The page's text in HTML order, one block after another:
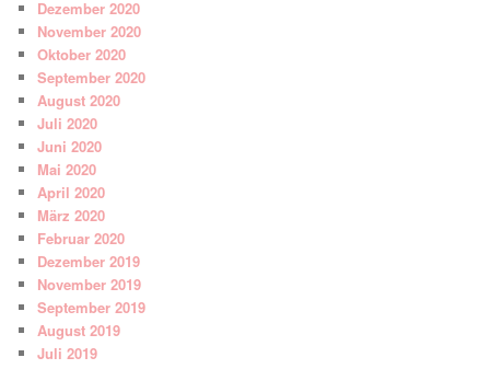
Dezember 2020
November 2020
Oktober 2020
September 2020
August 2020
Juli 2020
Juni 2020
Mai 2020
April 2020
März 2020
Februar 2020
Dezember 2019
November 2019
September 2019
August 2019
Juli 2019